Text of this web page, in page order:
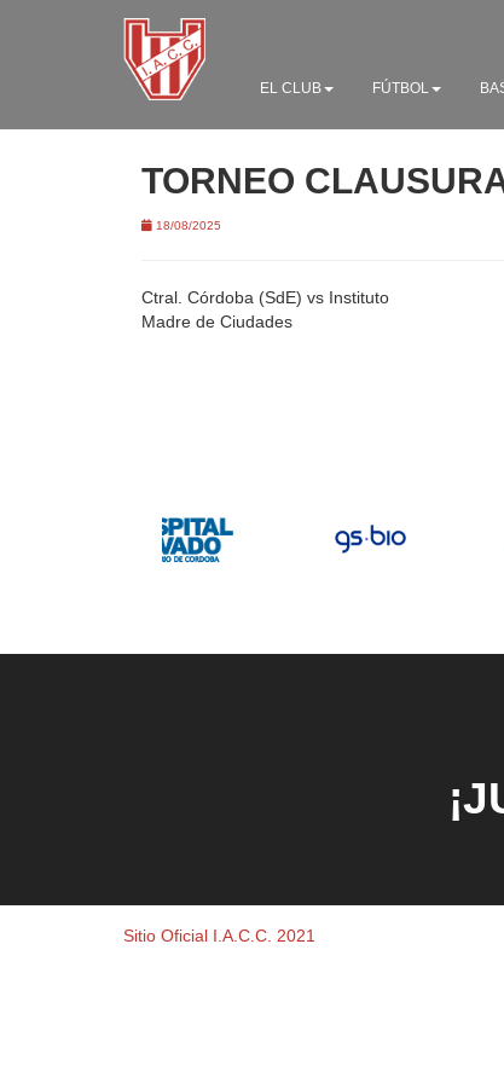
EL CLUB FÚTBOL
TORNEO
18/08/2025
Ctral. Córdoba (SdE) vs Instituto
Madre de Ciudades
Sitio Oficial I.A.C.C. 2021